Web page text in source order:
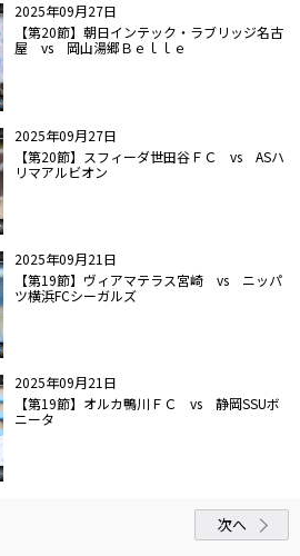
2025年09月27日
【第20節】朝日インテック・ラブリッジ名古
屋 vs 岡山湯郷Ｂｅｌｌｅ
2025年09月27日
【第20節】スフィーダ世田谷ＦＣ vs ASハ
リマアルビオン
2025年09月21日
【第19節】ヴィアマテラス宮崎 vs ニッパ
ツ横浜FCシーガルズ
2025年09月21日
【第19節】オルカ鴨川ＦＣ vs 静岡SSUボ
ニータ
次へ